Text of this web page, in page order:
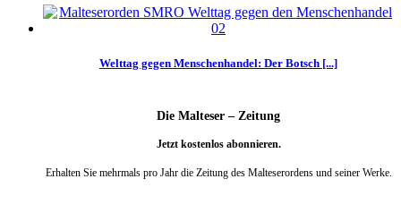
Welttag gegen Menschenhandel: Der Botsch [...]
Die Malteser – Zeitung
Jetzt kostenlos abonnieren.
Erhalten Sie mehrmals pro Jahr die Zeitung des Malteserordens und seiner Werke.